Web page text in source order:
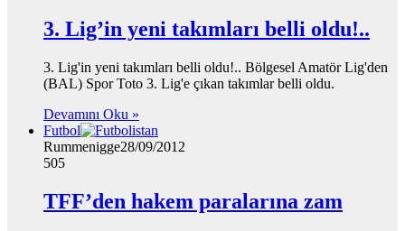
3. Lig’in yeni takımları belli oldu!..
3. Lig'in yeni takımları belli oldu!.. Bölgesel Amatör Lig'den
(BAL) Spor Toto 3. Lig'e çıkan takımlar belli oldu.
Devamını Oku »
Futbol
Rummenigge28/09/2012
505
TFF’den hakem paralarına zam